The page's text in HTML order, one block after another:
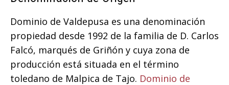
Dominio de Valdepusa es una denominación
propiedad desde 1992 de la familia de D. Carlos
Falcó, marqués de Griñón y cuya zona de
producción está situada en el término
toledano de Malpica de Tajo. Dominio de